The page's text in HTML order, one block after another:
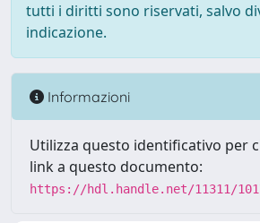
tutti i diritti sono riservati, salvo
indicazione.
Informazioni
Utilizza questo identificativo per
link a questo documento:
https://hdl.handle.net/11311/